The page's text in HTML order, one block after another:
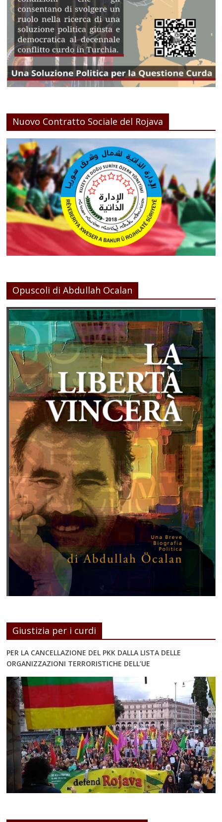
Nuovo Contratto Sociale del Rojava
Opuscoli di Abdullah Ocalan
Giustizia per i curdi
PER LA CANCELLAZIONE DEL PKK DALLA LISTA DELLE
ORGANIZZAZIONI TERRORISTICHE DELL’UE